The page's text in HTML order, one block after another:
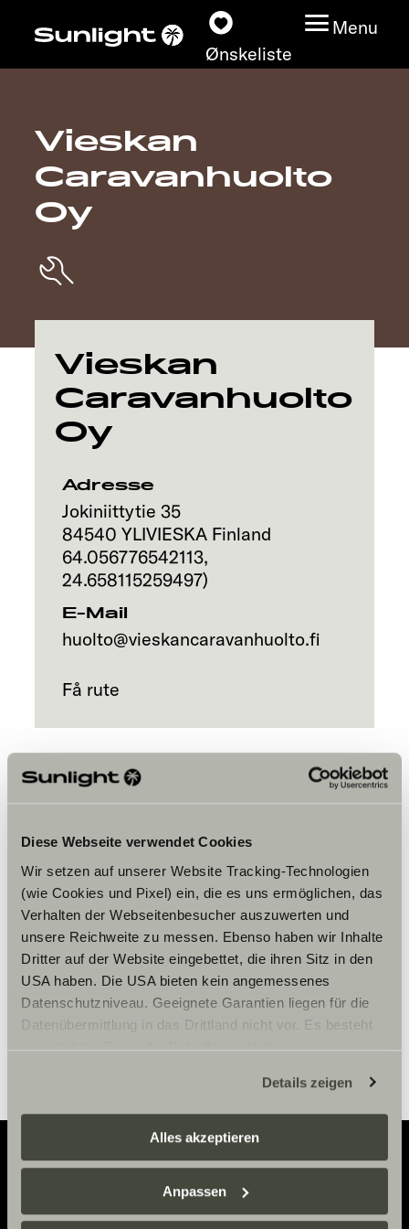
Diese Webseite verwendet Cookies
Wir setzen auf unserer Website Tracking-Technologien
(wie Cookies und Pixel) ein, die es uns ermöglichen, das
Verhalten der Webseitenbesucher auszuwerten und
unsere Reichweite zu messen. Ebenso haben wir Inhalte
Dritter auf der Website eingebettet, die ihren Sitz in den
USA haben. Die USA bieten kein angemessenes
Datenschutzniveau. Geeignete Garantien liegen für die
Datenübermittlung in das Drittland nicht vor. Es besteht
ein erhöhtes Risiko für Betroffene, da diesen
zustehen. Eingesetzte Dienstleister können Daten für
eigene Zwecke verarbeiten und mit anderen Daten
zusammenführen. Weitere Informationen finden Sie hier:
Datenschutzerklärung
einzelne Cookies/Dienste in den Einstellungen aus,
erteilen Sie uns Ihre Einwilligung zur Verarbeitung Ihrer
Details zeigen
Alles akzeptieren
Anpassen
Ønskeliste
Menu
Modeller
Konfigurator
Find din Sunlight
Oplev
Service
Vieskan
Caravanhuolto
Oy
Vieskan
Caravanhuolto
Oy
Adresse
Jokiniittytie 35
84540 YLIVIESKA Finland
64.056776542113,
24.658115259497)
E-Mail
huolto@vieskancaravanhuolto.fi
Få rute
Accepter venligst
marketingcookies for at se
indholdet.
Cookie-indstillinger
Adventure